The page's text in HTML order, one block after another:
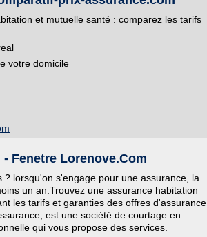
et mutuelle santé : comparez les tarifs
votre domicile
Fenetre Lorenove.Com
lorsqu'on s'engage pour une assurance, la
un an.Trouvez une assurance habitation
les tarifs et garanties des offres d'assurance
est une société de courtage en
qui vous propose des services.